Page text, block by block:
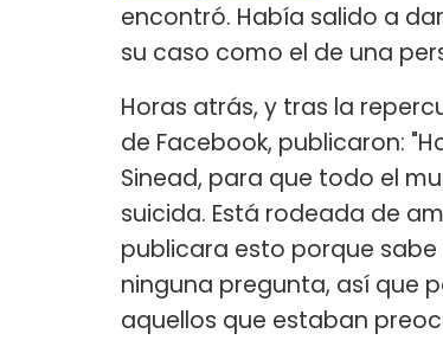
encontró. Había salido a
su caso como el de una
Horas atrás, y tras la
de Facebook, publicaron:
Sinead, para que todo el
suicida. Está rodeada de
publicara esto porque
ninguna pregunta, así que
aquellos que estaban